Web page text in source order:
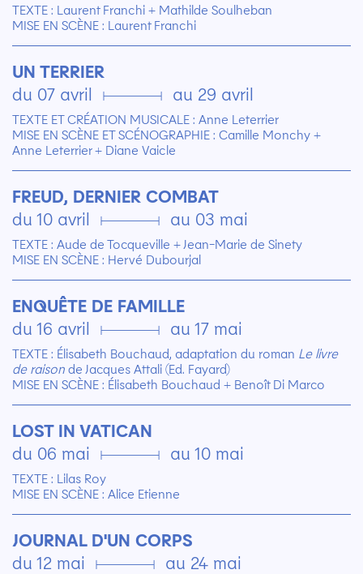
TEXTE : Laurent Franchi + Mathilde Soulheban
MISE EN SCÈNE : Laurent Franchi
UN TERRIER
du 07 avril ▄ au 29 avril
TEXTE ET CRÉATION MUSICALE : Anne Leterrier
MISE EN SCÈNE ET SCÉNOGRAPHIE : Camille Monchy +
Anne Leterrier + Diane Vaicle
FREUD, DERNIER COMBAT
du 10 avril ▄ au 03 mai
TEXTE : Aude de Tocqueville + Jean-Marie de Sinety
MISE EN SCÈNE : Hervé Dubourjal
ENQUÊTE DE FAMILLE
du 16 avril ▄ au 17 mai
TEXTE : Élisabeth Bouchaud, adaptation du roman Le livre
de raisonde Jacques Attali (Ed. Fayard)
MISE EN SCÈNE : Élisabeth Bouchaud + Benoît Di Marco
LOST IN VATICAN
du 06 mai ▄ au 10 mai
TEXTE : Lilas Roy
MISE EN SCÈNE : Alice Etienne
JOURNAL D'UN CORPS
du 12 mai ▄ au 24 mai